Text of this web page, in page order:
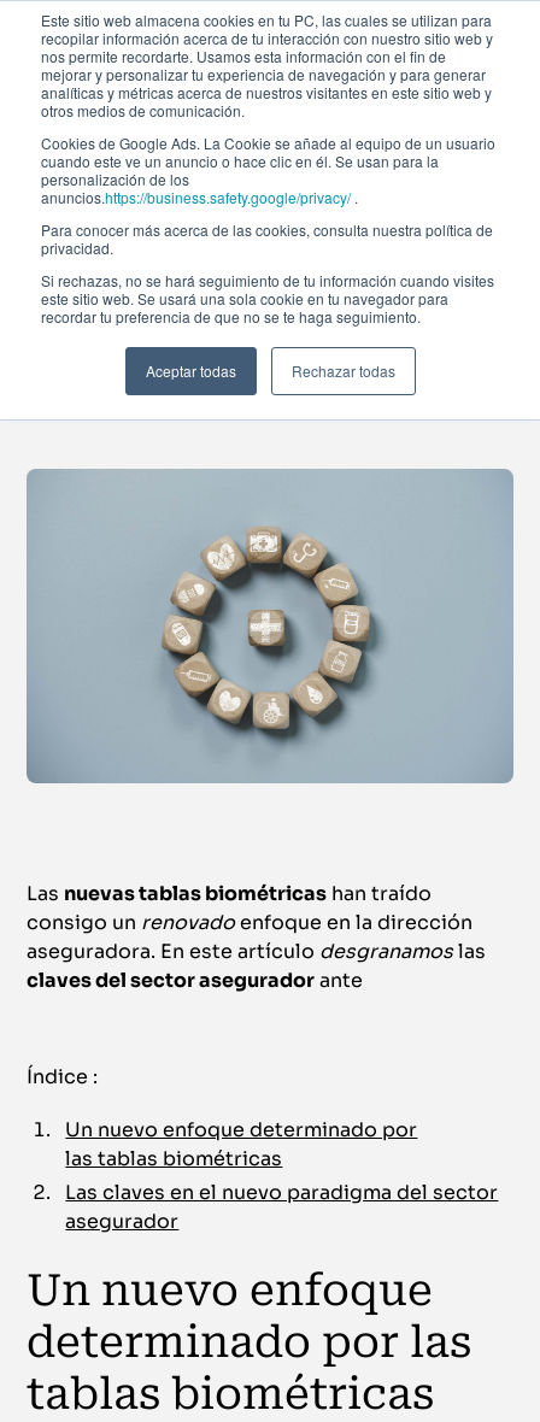
Este sitio web almacena cookies en tu PC, las cuales se utilizan para
recopilar información acerca de tu interacción con nuestro sitio web y
nos permite recordarte. Usamos esta información con el fin de
mejorar y personalizar tu experiencia de navegación y para generar
analíticas y métricas acerca de nuestros visitantes en este sitio web y
otros medios de comunicación.
Cookies de Google Ads. La Cookie se añade al equipo de un usuario
cuando este ve un anuncio o hace clic en él. Se usan para la
personalización de los
anuncios.https://business.safety.google/privacy/.
Para conocer más acerca de las cookies, consulta nuestra política de
privacidad.
Si rechazas, no se hará seguimiento de tu información cuando visites
este sitio web. Se usará una sola cookie en tu navegador para
recordar tu preferencia de que no se te haga seguimiento.
Aceptar todas Rechazar todas
Noticias
Tablas biométricas y
el nuevo enfoque del
sector asegurador
Las nuevas tablas biométricas han traído
consigo un renovadoenfoque en la dirección
aseguradora. En este artículo desgranamoslas
claves del sector aseguradorante
Índice :
Un nuevo enfoque determinado por
las tablas biométricas
Las claves en el nuevo paradigma del sector
asegurador
Un nuevo enfoque
determinado por las
tablas biométricas